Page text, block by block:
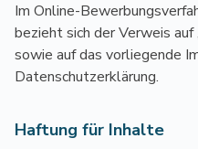
Im Online-
bezieht sich der Verweis
sowie auf das vorliegende
Datenschutzerklärung.
Haftung für Inhalte